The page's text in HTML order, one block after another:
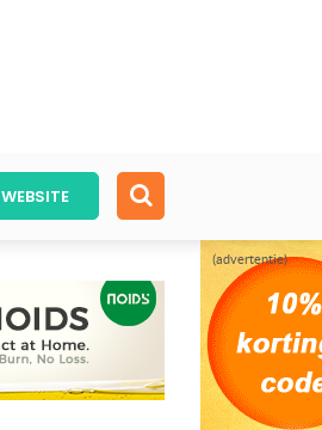
(advertentie)
WEBSITE